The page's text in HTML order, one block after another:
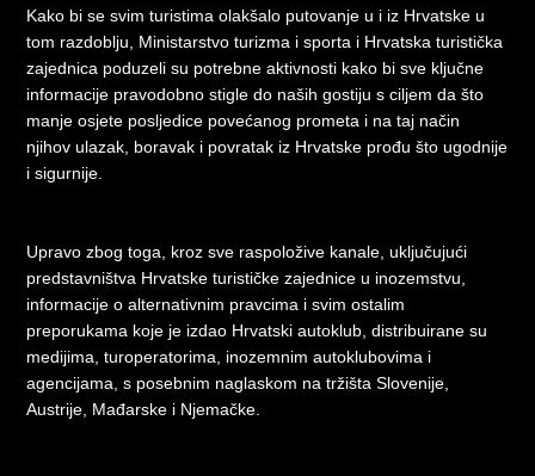
Kako bi se svim turistima olakšalo putovanje u i iz Hrvatske u
tom razdoblju, Ministarstvo turizma i sporta i Hrvatska turistička
zajednica poduzeli su potrebne aktivnosti kako bi sve ključne
informacije pravodobno stigle do naših gostiju s ciljem da što
manje osjete posljedice povećanog prometa i na taj način
njihov ulazak, boravak i povratak iz Hrvatske prođu što ugodnije
i sigurnije.
Upravo zbog toga, kroz sve raspoložive kanale, uključujući
predstavništva Hrvatske turističke zajednice u inozemstvu,
informacije o alternativnim pravcima i svim ostalim
preporukama koje je izdao Hrvatski autoklub, distribuirane su
medijima, turoperatorima, inozemnim autoklubovima i
agencijama, s posebnim naglaskom na tržišta Slovenije,
Austrije, Mađarske i Njemačke.